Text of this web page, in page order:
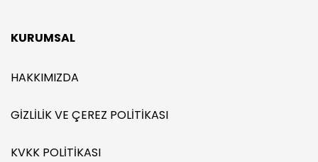
KURUMSAL
HAKKIMIZDA
GIZLILIK VE ÇEREZ POLITIKASI
KVKK POLITIKASI